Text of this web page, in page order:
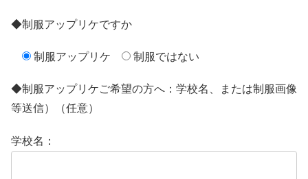
◆制服アップリケですか
制服アップリケ 制服ではない
◆制服アップリケご希望の方へ：学校名、または制服画像
等送信）（任意）
学校名：